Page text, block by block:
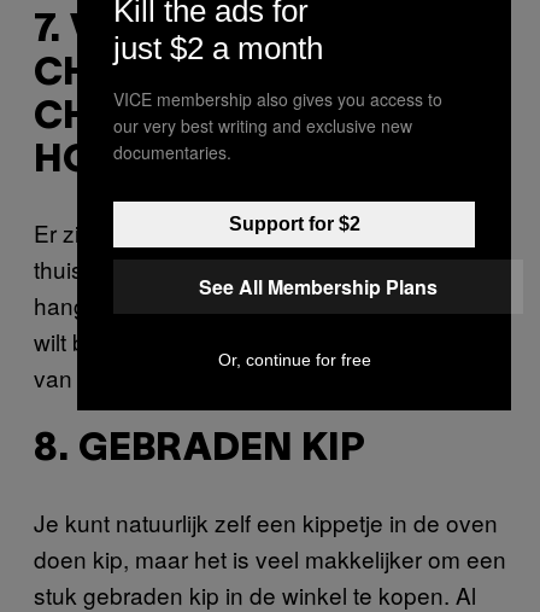
7. VARKENSVLEES, LAP
CHEONG (PITTIGE
CHINESE WORST),
HOTDOGS OF SMAC
Er zijn ontelbaar veel vleessoorten die je
thuis aan je noedelsoep kunt toevoegen. Het
hangt er alleen vanaf hoeveel tijd en geld je
wilt besteden aan het verfraaien van noedels
van 50 cent.
8. GEBRADEN KIP
Je kunt natuurlijk zelf een kippetje in de oven
doen kip, maar het is veel makkelijker om een
stuk gebraden kip in de winkel te kopen. Al
Kill the ads for
just $2 a month
VICE membership also gives you access to
our very best writing and exclusive new
documentaries.
Support for $2
See All Membership Plans
Or, continue for free